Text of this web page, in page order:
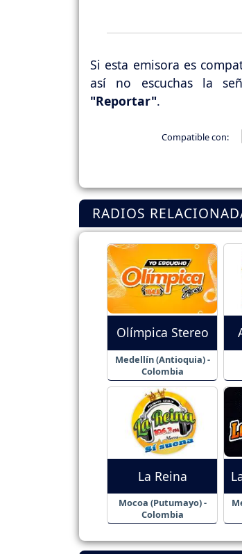
Si esta emisora es
así no escuchas la
"Reportar".
Compatible con:
RADIOS
Olímpica Stereo
Medellín (Antioquia) -
Colombia
La Reina
Mocoa (Putumayo) -
Colombia